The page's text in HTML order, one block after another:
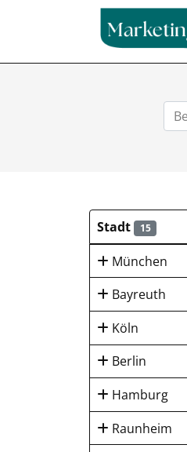
Stadt 15
München
Bayreuth
Köln
Berlin
Hamburg
Raunheim